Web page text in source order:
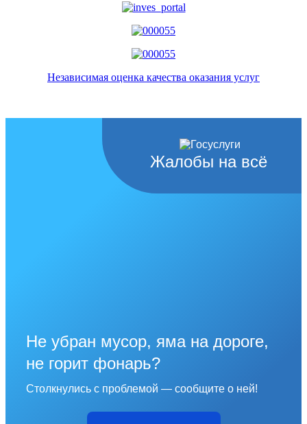
Независимая оценка качества оказания услуг
Жалобы на всё
Не убран мусор, яма на дороге,
не горит фонарь?
Столкнулись с проблемой — сообщите о ней!